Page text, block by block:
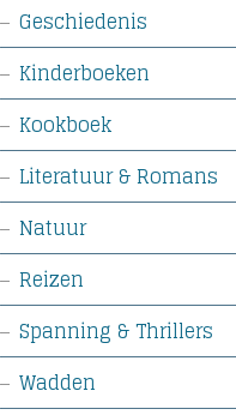
Geschiedenis
Kinderboeken
Kookboek
Literatuur & Romans
Natuur
Reizen
Spanning & Thrillers
Wadden